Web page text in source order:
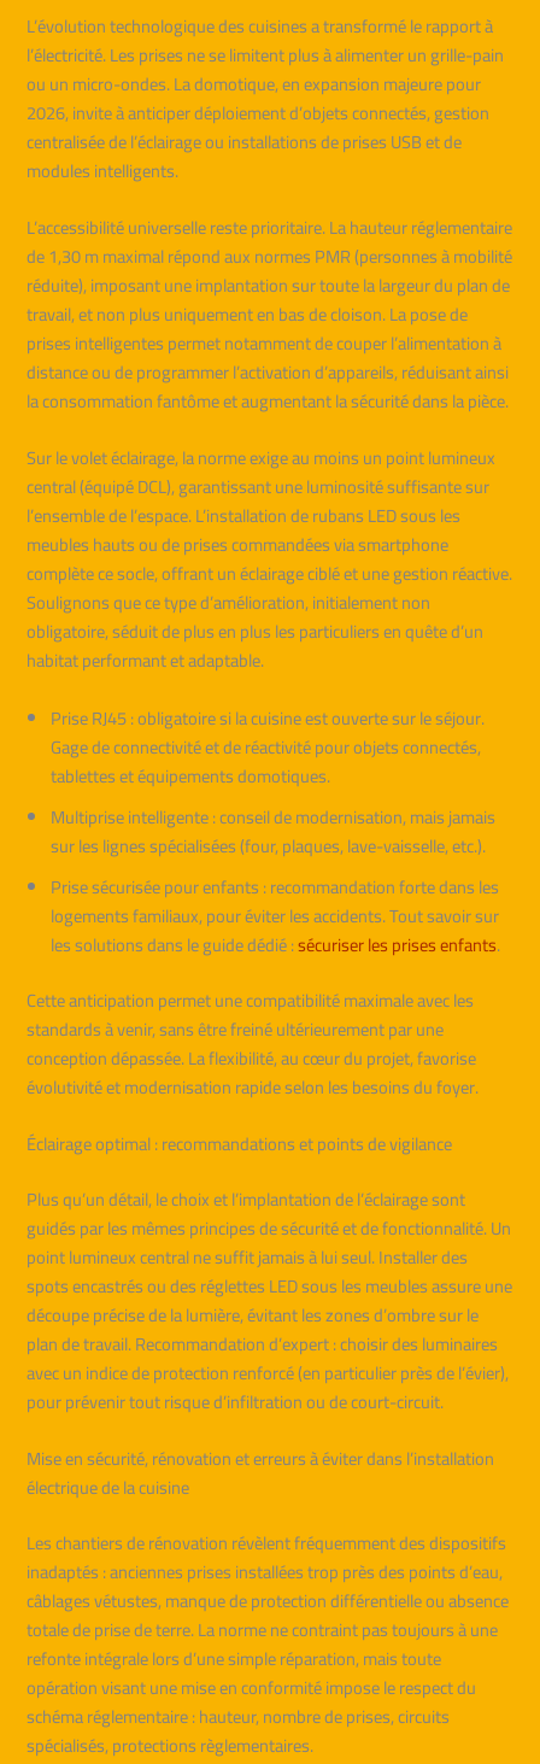
L’évolution technologique des cuisines a transformé le rapport à
l’électricité. Les prises ne se limitent plus à alimenter un grille-pain
ou un micro-ondes. La domotique, en expansion majeure pour
2026, invite à anticiper déploiement d’objets connectés, gestion
centralisée de l’éclairage ou installations de prises USB et de
modules intelligents.
L’accessibilité universelle reste prioritaire. La hauteur réglementaire
de 1,30 m maximal répond aux normes PMR (personnes à mobilité
réduite), imposant une implantation sur toute la largeur du plan de
travail, et non plus uniquement en bas de cloison. La pose de
prises intelligentes permet notamment de couper l’alimentation à
distance ou de programmer l’activation d’appareils, réduisant ainsi
la consommation fantôme et augmentant la sécurité dans la pièce.
Sur le volet éclairage, la norme exige au moins un point lumineux
central (équipé DCL), garantissant une luminosité suffisante sur
l’ensemble de l’espace. L’installation de rubans LED sous les
meubles hauts ou de prises commandées via smartphone
complète ce socle, offrant un éclairage ciblé et une gestion réactive.
Soulignons que ce type d’amélioration, initialement non
obligatoire, séduit de plus en plus les particuliers en quête d’un
habitat performant et adaptable.
Prise RJ45 : obligatoire si la cuisine est ouverte sur le séjour.
Gage de connectivité et de réactivité pour objets connectés,
tablettes et équipements domotiques.
Multiprise intelligente : conseil de modernisation, mais jamais
sur les lignes spécialisées (four, plaques, lave-vaisselle, etc.).
Prise sécurisée pour enfants : recommandation forte dans les
logements familiaux, pour éviter les accidents. Tout savoir sur
les solutions dans le guide dédié :sécuriser les prises enfants.
Cette anticipation permet une compatibilité maximale avec les
standards à venir, sans être freiné ultérieurement par une
conception dépassée. La flexibilité, au cœur du projet, favorise
évolutivité et modernisation rapide selon les besoins du foyer.
Éclairage optimal : recommandations et points de vigilance
Plus qu’un détail, le choix et l’implantation de l’éclairage sont
guidés par les mêmes principes de sécurité et de fonctionnalité. Un
point lumineux central ne suffit jamais à lui seul. Installer des
spots encastrés ou des réglettes LED sous les meubles assure une
découpe précise de la lumière, évitant les zones d’ombre sur le
plan de travail. Recommandation d’expert : choisir des luminaires
avec un indice de protection renforcé (en particulier près de l’évier),
pour prévenir tout risque d’infiltration ou de court-circuit.
Mise en sécurité, rénovation et erreurs à éviter dans l’installation
électrique de la cuisine
Les chantiers de rénovation révèlent fréquemment des dispositifs
inadaptés : anciennes prises installées trop près des points d’eau,
câblages vétustes, manque de protection différentielle ou absence
totale de prise de terre. La norme ne contraint pas toujours à une
refonte intégrale lors d’une simple réparation, mais toute
opération visant une mise en conformité impose le respect du
schéma réglementaire : hauteur, nombre de prises, circuits
spécialisés, protections règlementaires.